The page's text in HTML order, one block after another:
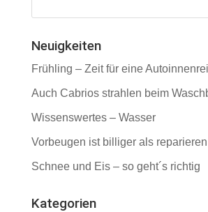
Neuigkeiten
Frühling – Zeit für eine
Auch Cabrios strahlen beim
Wissenswertes – Wasser
Vorbeugen ist billiger als reparieren
Schnee und Eis – so geht´s richtig
Kategorien